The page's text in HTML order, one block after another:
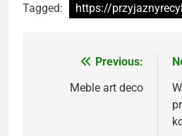
Tagged: https://
Nawigacja
wpisu
Previous:
Meble art deco